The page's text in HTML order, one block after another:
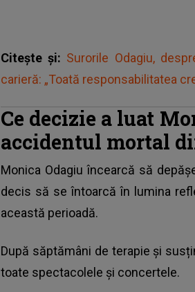
Citește și: Surorile Odagiu,
carieră: „Toată responsabilitatea
Ce decizie a luat
accidentul mortal
Monica Odagiu încearcă să
decis să se întoarcă în lumina
această perioadă.
După săptămâni de terapie și
toate spectacolele și concertele.